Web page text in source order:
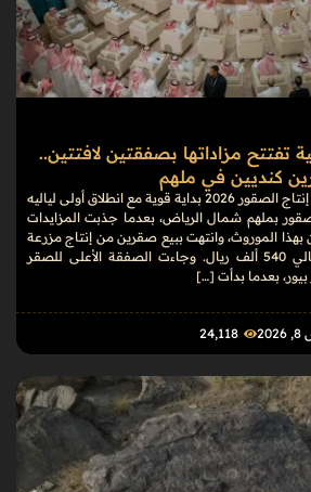
تفتتح مزاداتها بصفقتين لافتتين..
سجّل المزاد الدولي لمزارع إنتاج الصقور 2026 بداية قوية مع انطلاق أولى لياليه
بملهم شمال الرياض، بعدما جذبت المزايدات
بهذا الموروث، وانتهت ببيع صقرين من إنتاج مزرعة
جيم ولسون الكندية بإجمالي 540 ألف ريال. وجاءت الصفقة الأعلى للصقر
بعدما بدأت […]
24٬118